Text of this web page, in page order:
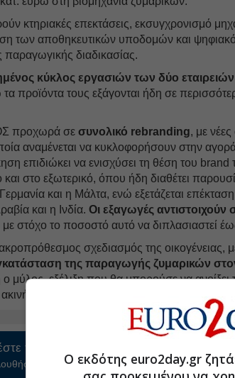
κτηριακές επεκτάσεις, εκσυγχρονισμό
των αποθηκευτικών υποδομών και ψηφιακό
παραγωγικής διαδικασίας.
κύκλος εργασιών των δύο
προϊόντα τους εξάγονται ήδη σε
προχωρά σε συνολικό rebranding, με
αναμένεται να κυκλοφορήσουν στην
επιδιώκει να ενισχύσει τη θέση του brand
στο εξωτερικό, όπου ήδη διαθέτει
και η Μάλτα, ενώ εξετάζεται
και η Ινδία.Οι εξαγωγές αντιστοιχούν
με στόχο το ποσοστό αυτό να διπλασιαστεί
σχεδιασμός της οικογένειας,
της παραγωγής ζυμαρικών
μύλος, εξέλιξη που θα μπορούσε να ανοίξει
φιλέτου της εταιρείας στη
το
τις εξελίξεις με την υπογραφη
Ο εκδότης euro2day.gr